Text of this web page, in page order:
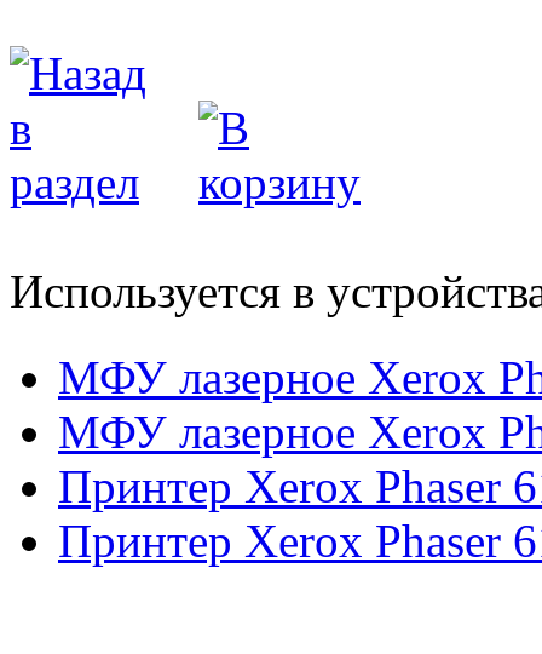
Используется в
МФУ лазерное Xerox
МФУ лазерное Xerox
Принтер Xerox Phaser
Принтер Xerox Phaser